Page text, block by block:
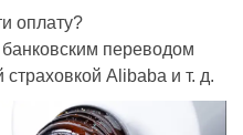
оплату?
переводом
Alibaba и т. д.